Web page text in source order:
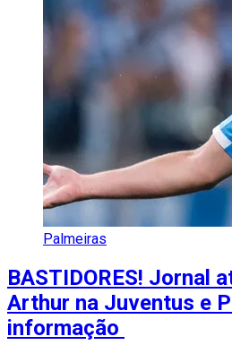
Palmeiras
BASTIDORES! Jornal
Arthur na Juventus e
informação